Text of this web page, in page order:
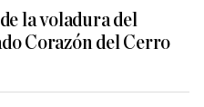
la voladura del
Corazón del Cerro